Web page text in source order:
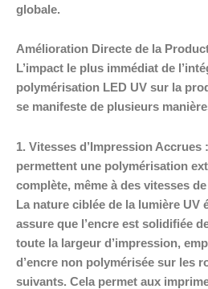
globale.
Amélioration Directe de la
L’impact le plus immédiat de
polymérisation LED UV sur la
se manifeste de plusieurs
1. Vitesses d’Impression Accrues
permettent une polymérisation
complète, même à des vitesses
La nature ciblée de la lumière UV
assure que l’encre est solidifiée
toute la largeur d’impression,
d’encre non polymérisée sur les
suivants. Cela permet aux